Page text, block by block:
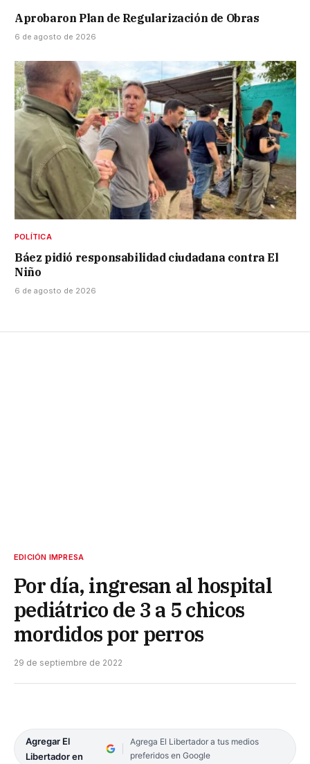
Aprobaron Plan de Regularización de Obras
6 de agosto de 2026
POLÍTICA
Báez pidió responsabilidad ciudadana contra El
Niño
6 de agosto de 2026
EDICIÓN IMPRESA
Por día, ingresan al hospital
pediátrico de 3 a 5 chicos
mordidos por perros
29 de septiembre de 2022
Agregar El
Libertador en
Agrega El Libertador a tus medios
preferidos en Google